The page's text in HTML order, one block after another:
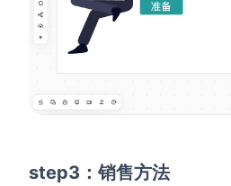
step3：销售方法